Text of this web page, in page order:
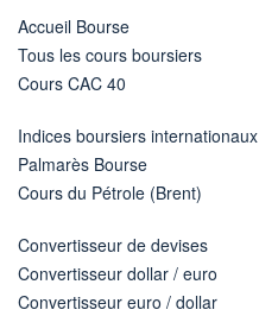
Accueil Bourse
Tous les cours boursiers
Cours CAC 40
Indices boursiers internationaux
Palmarès Bourse
Cours du Pétrole (Brent)
Convertisseur de devises
Convertisseur dollar / euro
Convertisseur euro / dollar